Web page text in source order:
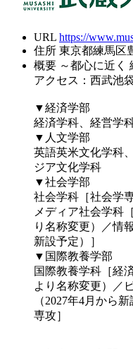
URL https://
住所 東京都練馬区
概要 ～都心に近く
アクセス：西武池
▼経済学部
経済学科、経営学
▼人文学部
英語英米文化学科
ジア文化学科
▼社会学部
社会学科［社会学
メディア社会学科
り名称変更）／情
新設予定）］
▼国際教養学部
国際教養学科［経
より名称変更）／
（2027年4月から
専攻］